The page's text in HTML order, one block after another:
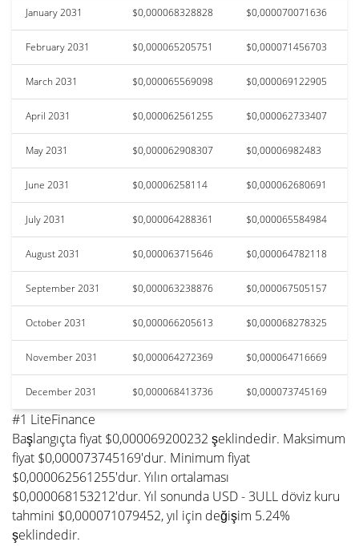
January 2031 $0,000068328828 $0,000070071636
February 2031 $0,000065205751 $0,000071456703
March 2031 $0,000065569098 $0,000069122905
April 2031 $0,000062561255 $0,000062733407
May 2031 $0,000062908307 $0,00006982483
June 2031 $0,00006258114 $0,000062680691
July 2031 $0,000064288361 $0,000065584984
August 2031 $0,000063715646 $0,000064782118
September 2031 $0,000063238876 $0,000067505157
October 2031 $0,000066205613 $0,000068278325
November 2031 $0,000064272369 $0,000064716669
December 2031 $0,000068413736 $0,000073745169
#1 LiteFinance
Başlangıçta fiyat $0,000069200232 şeklindedir. Maksimum
fiyat $0,000073745169'dur. Minimum fiyat
$0,000062561255'dur. Yılın ortalaması
$0,000068153212'dur. Yıl sonunda USD - 3ULL döviz kuru
tahmini $0,000071079452, yıl için değişim 5.24%
şeklindedir.